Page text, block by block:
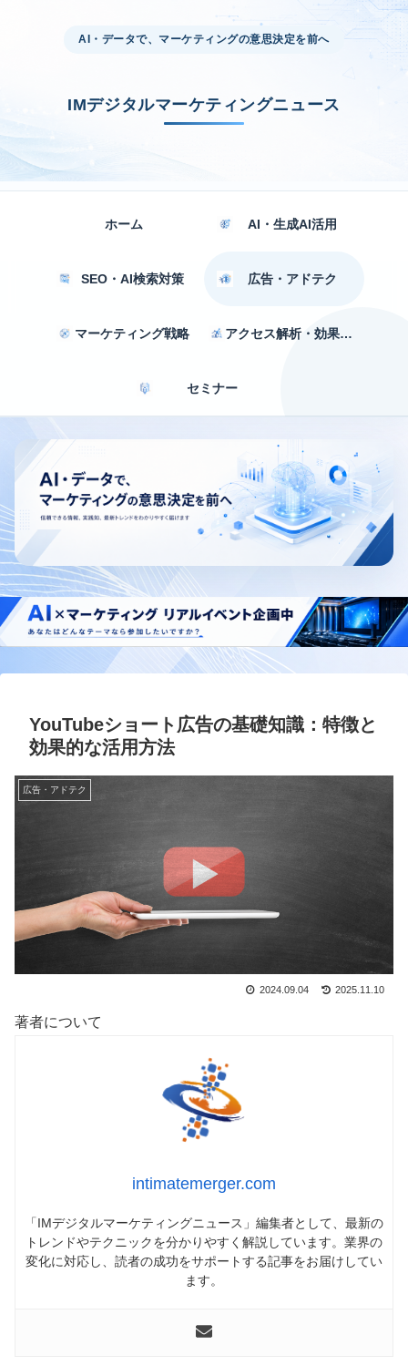
AI・データで、マーケティングの意思決定を前へ
IMデジタルマーケティングニュース
ホーム AI・生成AI活用
SEO・AI検索対策 広告・アドテク
マーケティング戦略 アクセス解析・効果測定
セミナー
YouTubeショート広告の基礎知識：特徴と
効果的な活用方法
広告・アドテク
2024.09.04 2025.11.10
著者について
intimatemerger.com
「IMデジタルマーケティングニュース」編集者として、最新の
トレンドやテクニックを分かりやすく解説しています。業界の
変化に対応し、読者の成功をサポートする記事をお届けしてい
ます。